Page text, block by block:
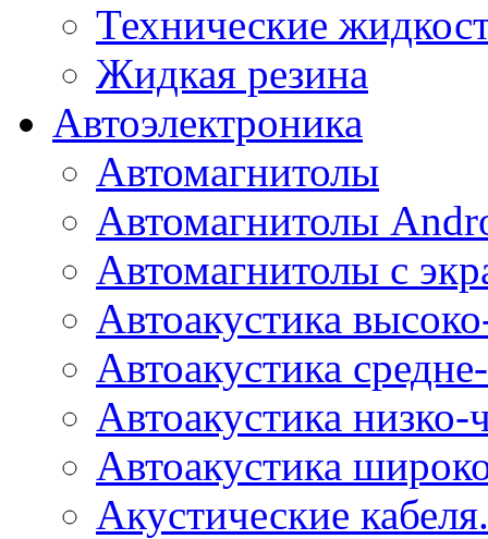
Технические
Жидкая резина
Автоэлектроника
Автомагнитолы
Автомагнитолы
Автомагнитолы с
Автоакустика
Автоакустика
Автоакустика низко-
Автоакустика
Акустические